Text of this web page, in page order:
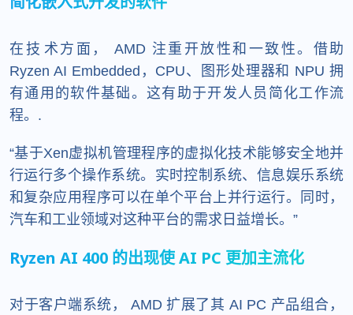
在技​​术方面， AMD 注重开放性和一致性。借助
Ryzen AI Embedded，CPU、图形处理器和 NPU 拥
有通用的软件基础。这有助于开发人员简化工作流
程。.
“基于Xen虚拟机管理程序的虚拟化技术能够安全地并
行运行多个操作系统。实时控制系统、信息娱乐系统
和复杂应用程序可以在单个平台上并行运行。同时，
汽车和工业领域对这种平台的需求日益增长。”
Ryzen AI 400 的出现使 AI PC 更加主流化
对于客户端系统， AMD 扩展了其 AI PC 产品组合，